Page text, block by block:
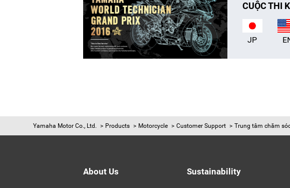
CUỘC THI
JP
Yamaha Motor Co., Ltd. Products Motorcycle Customer Support Trung tâm chăm
About Us Sustainability